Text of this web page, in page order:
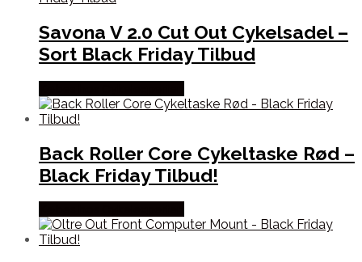
Savona V 2.0 Cut Out Cykelsadel –
Sort Black Friday Tilbud
Back Roller Core Cykeltaske Rød –
Black Friday Tilbud!